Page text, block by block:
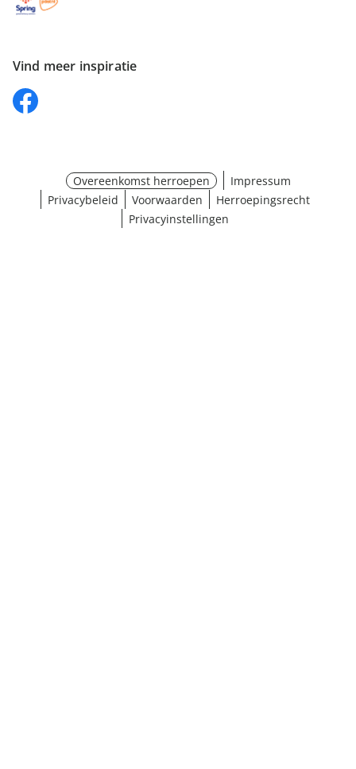
Vind meer inspiratie
Overeenkomst herroepen
Impressum
Privacybeleid
Voorwaarden
Herroepingsrecht
Privacyinstellingen